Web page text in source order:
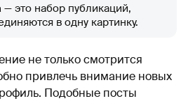
— это набор публикаций,
в одну картинку.
не только смотрится
привлечь внимание новых
Подобные посты